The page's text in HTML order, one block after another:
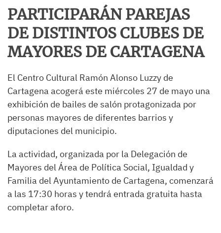
PARTICIPARÁN PAREJAS
DE DISTINTOS CLUBES DE
MAYORES DE CARTAGENA
El Centro Cultural Ramón Alonso Luzzy de
Cartagena acogerá este miércoles 27 de mayo una
exhibición de bailes de salón protagonizada por
personas mayores de diferentes barrios y
diputaciones del municipio.
La actividad, organizada por la Delegación de
Mayores del Área de Política Social, Igualdad y
Familia del Ayuntamiento de Cartagena, comenzará
a las 17:30 horas y tendrá entrada gratuita hasta
completar aforo.